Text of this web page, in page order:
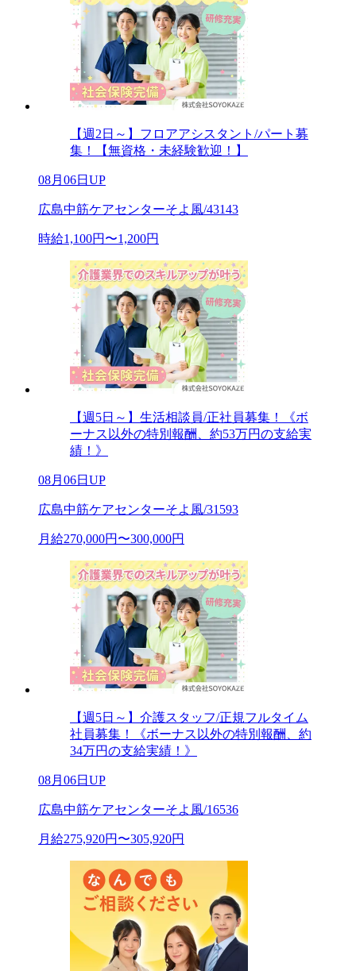
【週2日～】フロアアシスタント/パート募
集！【無資格・未経験歓迎！】
08月06日UP
広島中筋ケアセンターそよ風/43143
時給1,100円〜1,200円
【週5日～】生活相談員/正社員募集！《ボ
ーナス以外の特別報酬、約53万円の支給実
績！》
08月06日UP
広島中筋ケアセンターそよ風/31593
月給270,000円〜300,000円
【週5日～】介護スタッフ/正規フルタイム
社員募集！《ボーナス以外の特別報酬、約
34万円の支給実績！》
08月06日UP
広島中筋ケアセンターそよ風/16536
月給275,920円〜305,920円